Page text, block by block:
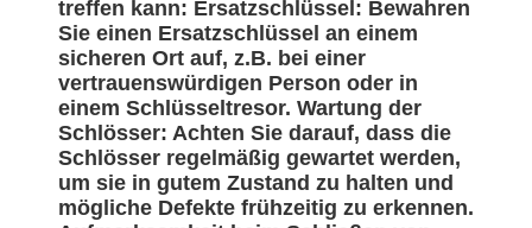
treffen kann: Ersatzschlüssel: Bewahren
Sie einen Ersatzschlüssel an einem
sicheren Ort auf, z.B. bei einer
vertrauenswürdigen Person oder in
einem Schlüsseltresor. Wartung der
Schlösser: Achten Sie darauf, dass die
Schlösser regelmäßig gewartet werden,
um sie in gutem Zustand zu halten und
mögliche Defekte frühzeitig zu erkennen.